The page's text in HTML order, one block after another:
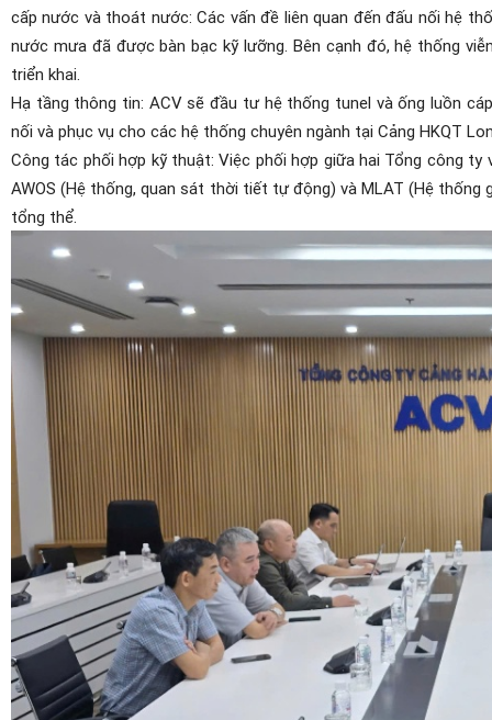
cấp nước và thoát nước: Các vấn đề liên quan đến đấu nối hệ
nước mưa đã được bàn bạc kỹ lưỡng. Bên cạnh đó, hệ thống
triển khai.
Hạ tầng thông tin: ACV sẽ đầu tư hệ thống tunel và ống luồn
nối và phục vụ cho các hệ thống chuyên ngành tại Cảng HKQT
Công tác phối hợp kỹ thuật: Việc phối hợp giữa hai Tổng công
AWOS (Hệ thống, quan sát thời tiết tự động) và MLAT (Hệ thống
tổng thể.